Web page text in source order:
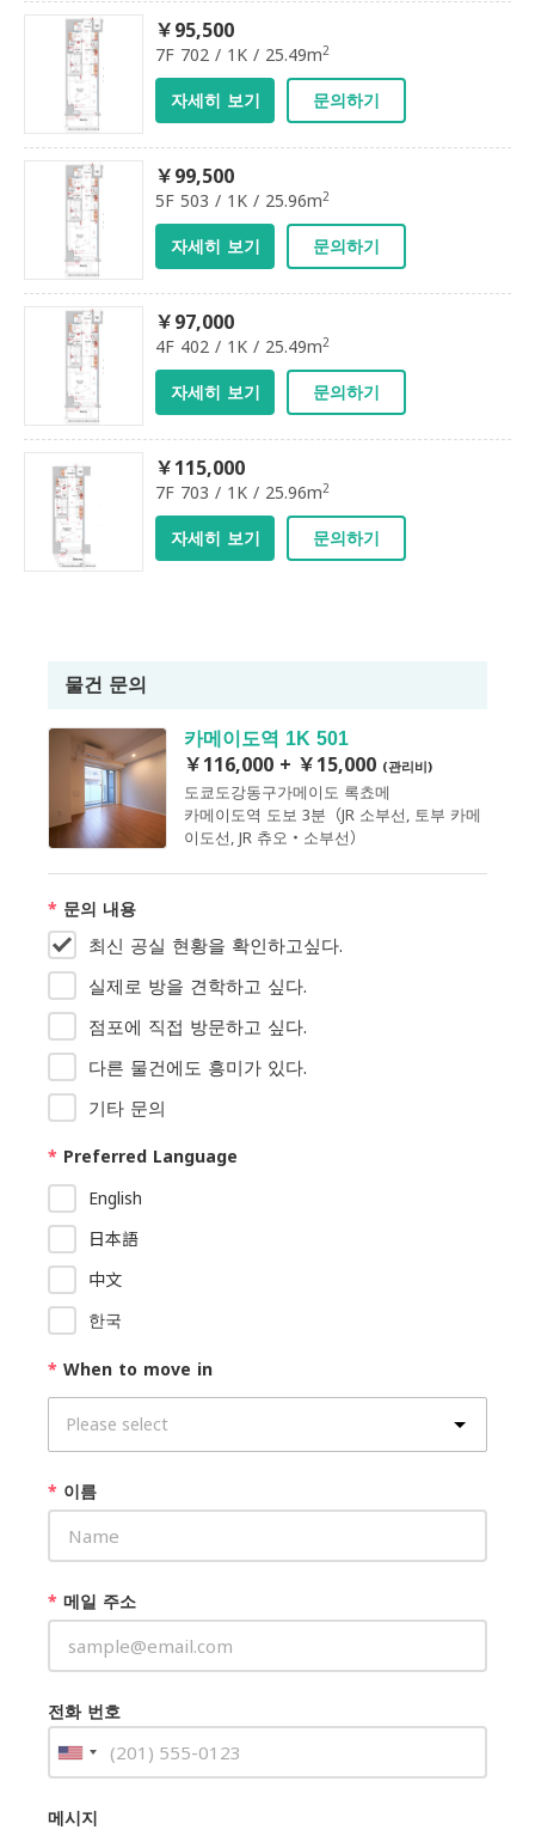
￥95,500
7F 702 / 1K / 25.49m2
자세히 보기 문의하기
￥99,500
5F 503 / 1K / 25.96m2
자세히 보기 문의하기
￥97,000
4F 402 / 1K / 25.49m2
자세히 보기 문의하기
￥115,000
7F 703 / 1K / 25.96m2
자세히 보기 문의하기
물건 문의
카메이도역 1K 501
￥116,000 + ￥15,000 (관리비)
도쿄도강동구가메이도 록쵸메
카메이도역 도보 3분（JR 소부선, 토부 카메
이도선, JR 츄오・소부선）
* 문의 내용
최신 공실 현황을 확인하고싶다.
실제로 방을 견학하고 싶다.
점포에 직접 방문하고 싶다.
다른 물건에도 흥미가 있다.
기타 문의
* Preferred Language
English
日本語
中文
한국
* When to move in
* 이름
* 메일 주소
전화 번호
메시지